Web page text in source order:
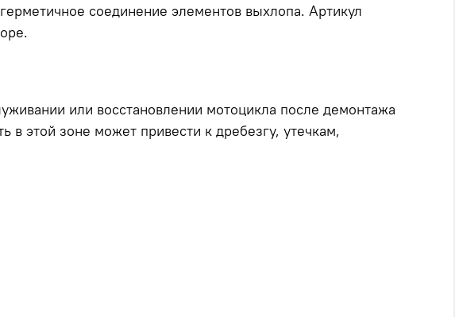
соединение элементов выхлопа. Артикул
или восстановлении мотоцикла после демонтажа
этой зоне может привести к дребезгу, утечкам,